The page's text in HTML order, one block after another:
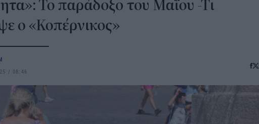
Το παράδοξο του Μαΐου -Τι
ο «Κοπέρνικος»
08:46